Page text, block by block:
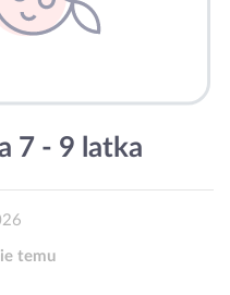
7 - 9 latka
temu